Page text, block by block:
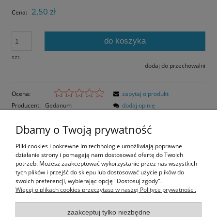
Cena: 2,50 zł
szt.
do koszyka
dodaj do przechowalni
Ocena:
Producent: Gedanum
zapytaj o produkt
dodaj opinię
Opis
Opinie o produkcie (0)
Rozmiar pocztówki: 14,8x10,5 cm
Dbamy o Twoją prywatność
Pliki cookies i pokrewne im technologie umożliwiają poprawne
działanie strony i pomagają nam dostosować ofertę do Twoich
potrzeb. Możesz zaakceptować wykorzystanie przez nas wszystkich
tych plików i przejść do sklepu lub dostosować użycie plików do
swoich preferencji, wybierając opcję "Dostosuj zgody".
Więcej o plikach cookies przeczytasz w naszej Polityce prywatności.
zaakceptuj tylko niezbędne